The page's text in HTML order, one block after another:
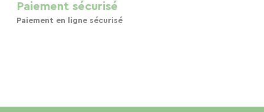
Paiement sécurisé
Paiement en ligne sécurisé